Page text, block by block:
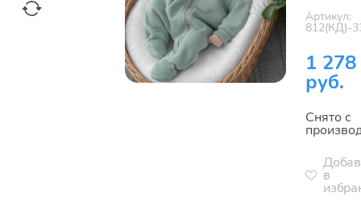
Артикул:
812(КД)-
1 278
руб.
Снято с
в